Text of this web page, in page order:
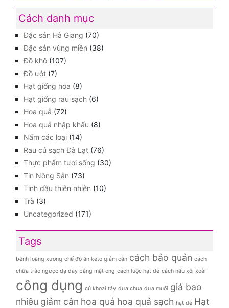
Cách danh mục
Đặc sản Hà Giang (70)
Đặc sản vùng miền (38)
Đồ khô (107)
Đồ ướt (7)
Hạt giống hoa (8)
Hạt giống rau sạch (6)
Hoa quả (72)
Hoa quả nhập khẩu (8)
Nấm các loại (14)
Rau củ sạch Đà Lạt (76)
Thực phẩm tươi sống (30)
Tin Nông Sản (73)
Tinh dầu thiên nhiên (10)
Trà (3)
Uncategorized (171)
Tags
bệnh loãng xương chế độ ăn keto giảm cân cách bảo quản cách
chữa trào ngược dạ dày bằng mật ong cách luộc hạt dẻ cách nấu xôi xoài
công dụng củ khoai tây dưa chua dưa muối giá bao
nhiêu giảm cân hoa quả hoa quả sạch hạt dẻ Hạt